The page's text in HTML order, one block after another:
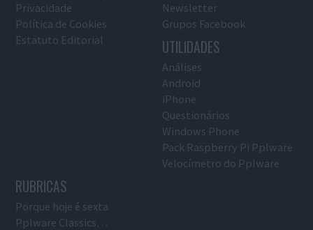
Privacidade
Política de Cookies
Estatuto Editorial
Newsletter
Grupos Facebook
UTILIDADES
Análises
Android
iPhone
Questionários
Windows Phone
Pack Raspberry Pi Pplware
Velocímetro do Pplware
RUBRICAS
Porque hoje é sexta
Pplware Classics…